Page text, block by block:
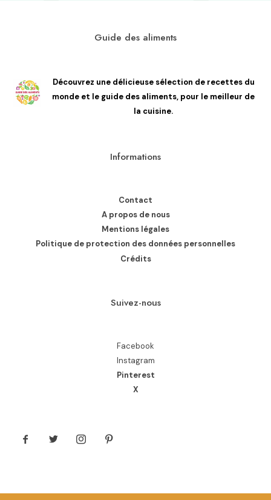
Guide des aliments
Découvrez une délicieuse sélection de recettes du
monde et le guide des aliments, pour le meilleur de
la cuisine.
Informations
Contact
A propos de nous
Mentions légales
Politique de protection des données personnelles
Crédits
Suivez-nous
Facebook
Instagram
Pinterest
X